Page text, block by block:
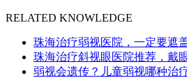
RELATED KNOWLEDGE
珠海治疗弱视医院，一定要遮
珠海治疗斜视眼医院推荐，戴
弱视会遗传？儿童弱视哪种治